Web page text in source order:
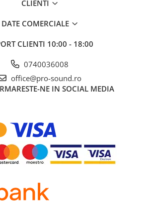
Y
CLIENTI
DATE COMERCIALE
CLIENTI 10:00 - 18:00
0740036008
office@pro-sound.ro
NE IN SOCIAL MEDIA